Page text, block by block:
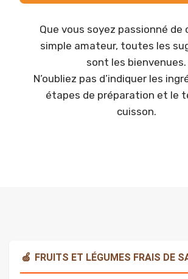
Que vous soyez passionné de
simple amateur, toutes les
sont les bienvenues.
N’oubliez pas d’indiquer les
étapes de préparation et le
cuisson.
🍏 FRUITS ET LÉGUMES FRAIS DE